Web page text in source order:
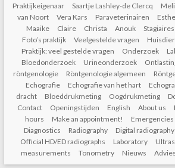
Praktijkeigenaar
Saartje Lashley-de Clercq
van Noort
Vera Kars Paraveterinairen
Maaike
Claire Christa Anouk Stagiaires
Foto’s praktijk
Veelgestelde vragen
Praktijk: veel gestelde vragen
Onderzoek
Bloedonderzoek
Urineonderzoek
röntgenologie
Röntgenologie algemeen
Echografie
Echografie van het hart
dracht
Bloeddrukmeting Oogdrukmeting
Contact
Openingstijden English About us
hours
Make an appointment! Emergencies
Diagnostics
Radiography Digital radiography
Official HD/ED radiographs
Laboratory
measurements
Tonometry Nieuws